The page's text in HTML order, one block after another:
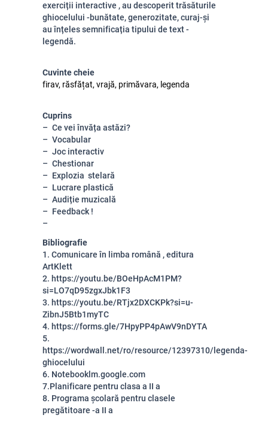
exerciții interactive , au descoperit trăsăturile
ghiocelului -bunătate, generozitate, curaj-și
au înțeles semnificația tipului de text -
legendă.
Cuvinte cheie
firav, răsfățat, vrajă, primăvara, legenda
Cuprins
Ce vei învăța astăzi?
Vocabular
Joc interactiv
Chestionar
Explozia stelară
Lucrare plastică
Audiție muzicală
Feedback !
Bibliografie
1. Comunicare în limba română , editura
ArtKlett
2. https://youtu.be/BOeHpAcM1PM?
si=LO7qD95zgxJbk1F3
3. https://youtu.be/RTjx2DXCKPk?si=u-
ZibnJ5Btb1myTC
4. https://forms.gle/7HpyPP4pAwV9nDYTA
5.
https://wordwall.net/ro/resource/12397310/legenda-
ghiocelului
6. Notebooklm.google.com
7.Planificare pentru clasa a II a
8. Programa școlară pentru clasele
pregătitoare -a II a